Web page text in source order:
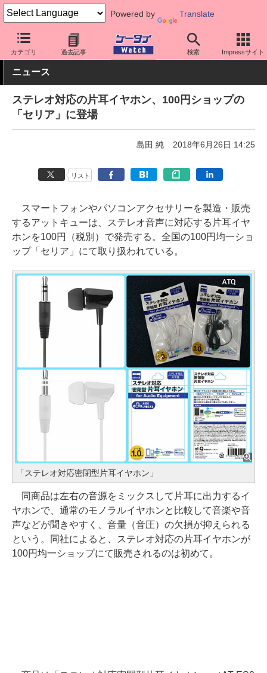
Powered by Translate
カテゴリ 過去記事 検索 Impressサイト
ケータイ Watch 周辺機器/アクセサリー オーディオ
ニュース
ステレオ対応の片耳イヤホン、100円ショップの
「セリア」に登場
島田 純 2018年6月26日 14:25
リスト
スマートフォンやパソコンアクセサリーを製造・販売
するアットキューは、ステレオ音声に対応する片耳イヤ
ホンを100円（税別）で発売する。全国の100円均一ショ
ップ「セリア」にて取り扱われている。
「ステレオ対応密閉型片耳イヤホン」
同商品は左右の音源をミックスして片耳に出力するイ
ヤホンで、通常のモノラルイヤホンと比較して音楽や音
声などが聞きやすく、音量（音圧）の欠損が抑えられる
という。同社によると、ステレオ対応の片耳イヤホンが
100円均一ショップにて販売されるのは初めて。